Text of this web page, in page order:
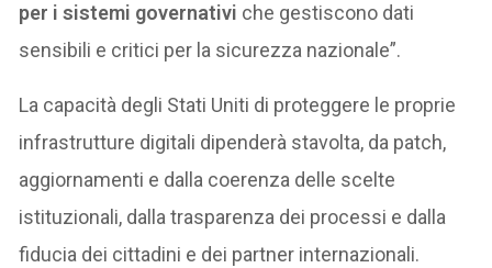
per i sistemi governativi che gestiscono dati
sensibili e critici per la sicurezza nazionale”.
La capacità degli Stati Uniti di proteggere le proprie
infrastrutture digitali dipenderà stavolta, da patch,
aggiornamenti e dalla coerenza delle scelte
istituzionali, dalla trasparenza dei processi e dalla
fiducia dei cittadini e dei partner internazionali.